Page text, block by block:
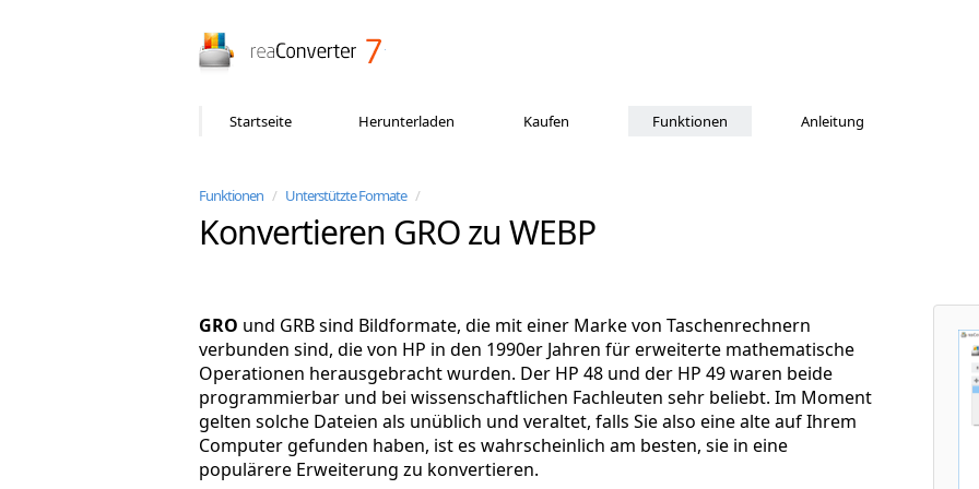
Startseite Herunterladen Kaufen Funktionen Anleitung
Funktionen / Unterstützte Formate /
Konvertieren GRO zu WEBP
GRO und GRB sind Bildformate, die mit einer Marke von Taschenrechnern
verbunden sind, die von HP in den 1990er Jahren für erweiterte mathematische
Operationen herausgebracht wurden. Der HP 48 und der HP 49 waren beide
programmierbar und bei wissenschaftlichen Fachleuten sehr beliebt. Im Moment
gelten solche Dateien als unüblich und veraltet, falls Sie also eine alte auf Ihrem
Computer gefunden haben, ist es wahrscheinlich am besten, sie in eine
populärere Erweiterung zu konvertieren.